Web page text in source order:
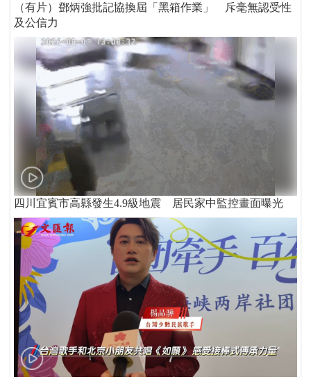
（有片）鄧炳強批記協換屆「黑箱作業」 斥毫無認受性
及公信力
四川宜賓市高縣發生4.9級地震 居民家中監控畫面曝光